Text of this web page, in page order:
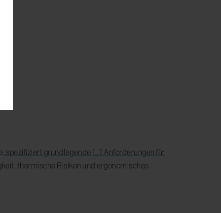
spezifiziert grundlegende […] Anforderungen für
thermische Risiken und ergonomisches